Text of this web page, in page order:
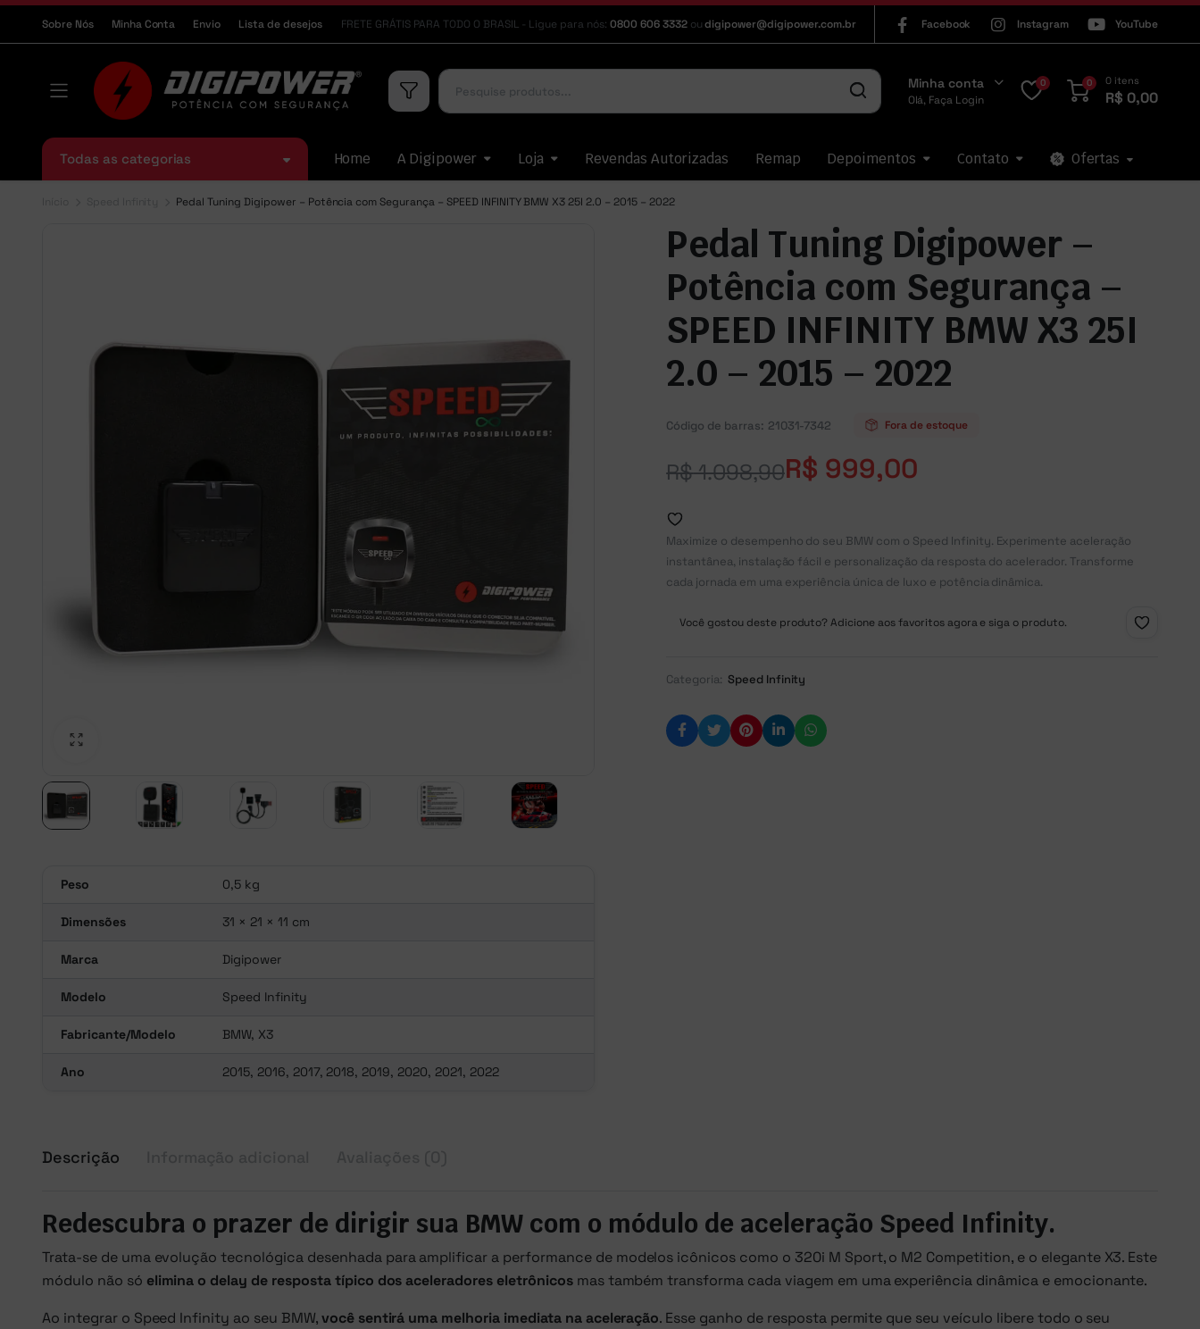
Sobre Nós Minha Conta Envio Lista de desejos FRETE GRÁTIS PARA TODO O BRASIL - Ligue para nós: 0800 606 3332 ou digipower@digipower.com.br Facebook Instagram YouTube
Minha conta
Olá, Faça Login
0 0 0 itens
R$ 0,00
Todas as categorias Home A Digipower Loja Revendas Autorizadas Remap Depoimentos Contato Ofertas
Pedal Tuning Digipower – Potência com Segurança – SPEED INFINITY BMW X3 25I 2.0 – 2015 – 2022
Peso 0,5 kg
Dimensões 31 × 21 × 11 cm
Marca Digipower
Modelo Speed Infinity
Fabricante/Modelo BMW, X3
Ano 2015, 2016, 2017, 2018, 2019, 2020, 2021, 2022
Pedal Tuning Digipower –
Potência com Segurança –
SPEED INFINITY BMW X3 25I
2.0 – 2015 – 2022
Código de barras: 21031-7342 Fora de estoque
R$1.098,90R$ 999,00
Maximize o desempenho do seu BMW com o Speed Infinity. Experimente aceleração
instantânea, instalação fácil e personalização da resposta do acelerador. Transforme
cada jornada em uma experiência única de luxo e potência dinâmica.
Você gostou deste produto? Adicione aos favoritos agora e siga o produto.
Categoria: Speed Infinity
Descrição
Redescubra o prazer de dirigir sua BMW com o módulo de aceleração Speed Infinity.
Trata-se de uma evolução tecnológica desenhada para amplificar a performance de modelos icônicos como o 320i M Sport, o M2 Competition, e o elegante X3. Este
módulo não só elimina o delay de resposta típico dos aceleradores eletrônicosmas também transforma cada viagem em uma experiência dinâmica e emocionante.
Ao integrar o Speed Infinity ao seu BMW,você sentirá uma melhoria imediata na aceleração. Esse ganho de resposta permite que seu veículo libere todo o seu